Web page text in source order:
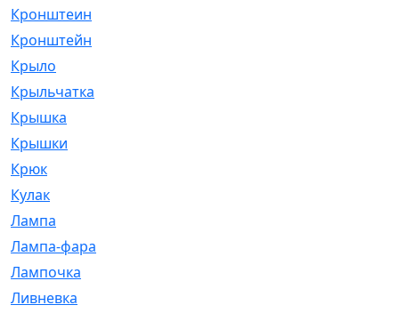
Кронштеин
Кронштейн
Крыло
Крыльчатка
Крышка
Крышки
Крюк
Кулак
Лампа
Лампа-фара
Лампочка
Ливневка